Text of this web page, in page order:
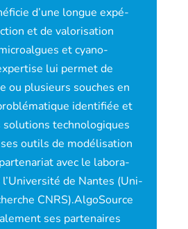
d’une longue expé­
et de valorisation
et cyano­
lui permet de
ou plusieurs souches en
identifiée et
technologiques
outils de modélisation
avec le labora­
l’Université de Nantes (Uni­
CNRS).AlgoSource
ses partenaires